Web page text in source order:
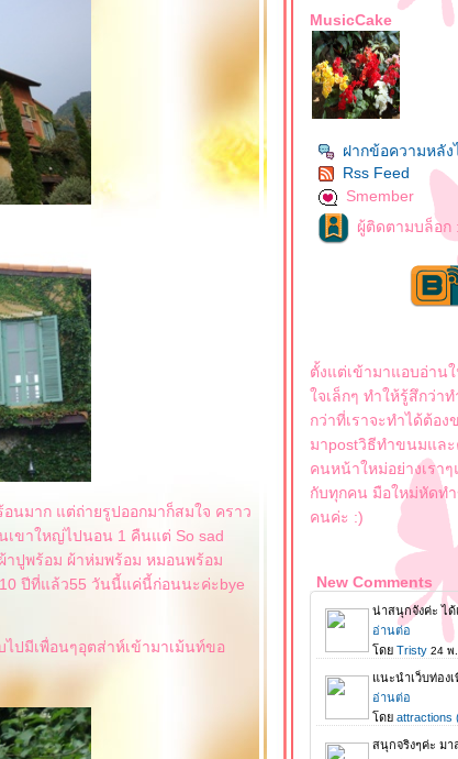
นมาก แต่ถ่ายรูปออกมาก็สมใจ คราว
เขาใหญ่ไปนอน 1 คืนแต่ So sad
าปูพร้อม ผ้าห่มพร้อม หมอนพร้อม
ปีที่แล้ว55 วันนี้แค่นี้ก่อนนะค่ะbye
ปมีเพื่อนๆอุตส่าห์เข้ามาเม้นท์ขอ
MusicCake
ฝากข้อความหลัง
Rss Feed
Smember
ผู้ติดตามบล็อก
ตั้งแต่เข้ามาแอบอ่าน
จเล็กๆ ทำให้รู้สึกว่าท
กว่าที่เราจะทำได้ต้อ
มาpostวิธีทำขนมแล
คนหน้าใหม่อย่างเรา
กับทุกคน มือใหม่หัดท
คนค่ะ :)
New Comments